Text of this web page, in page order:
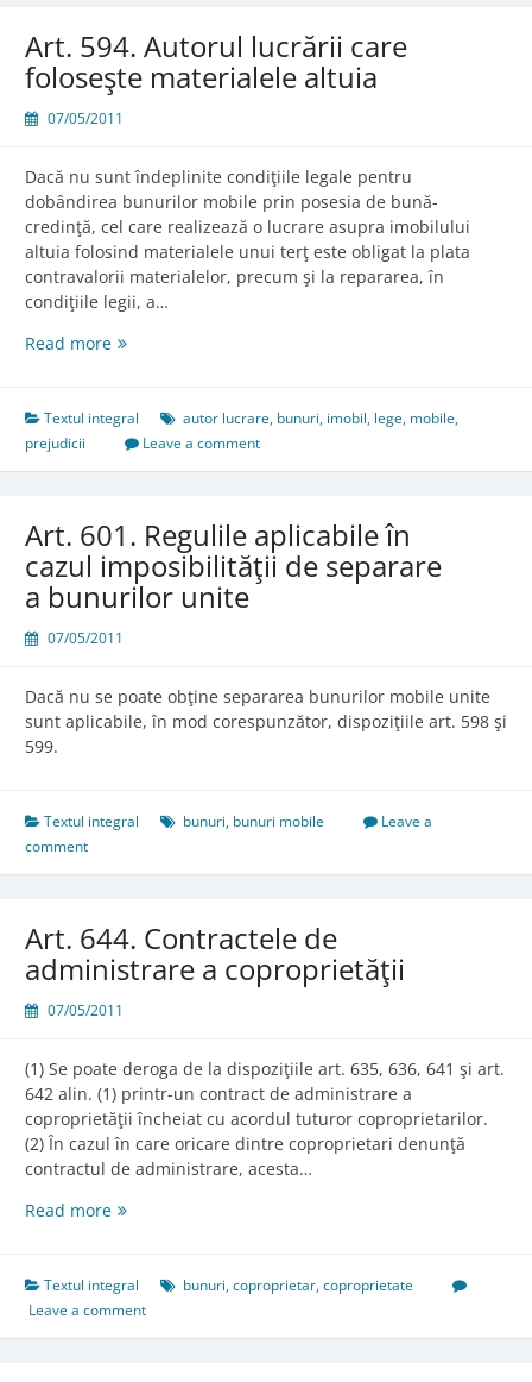
Art. 594. Autorul lucrării care
foloseşte materialele altuia
07/05/2011
Dacă nu sunt îndeplinite condiţiile legale pentru
dobândirea bunurilor mobile prin posesia de bună-
credinţă, cel care realizează o lucrare asupra imobilului
altuia folosind materialele unui terţ este obligat la plata
contravalorii materialelor, precum şi la repararea, în
condiţiile legii, a…
Read moreArt.
lucrării
care
foloseşte
Textul integral autor lucrare, bunuri, imobil, lege, mobile,
prejudicii
Leave a comment
Art. 601. Regulile aplicabile în
cazul imposibilităţii de separare
a bunurilor unite
07/05/2011
Dacă nu se poate obţine separarea bunurilor mobile unite
sunt aplicabile, în mod corespunzător, dispoziţiile art. 598 şi
599.
Textul integral bunuri, bunuri mobile
Leave a
comment
Art. 644. Contractele de
administrare a coproprietăţii
07/05/2011
(1) Se poate deroga de la dispoziţiile art. 635, 636, 641 şi art.
642 alin. (1) printr-un contract de administrare a
coproprietăţii încheiat cu acordul tuturor coproprietarilor.
(2) În cazul în care oricare dintre coproprietari denunţă
contractul de administrare, acesta…
Read moreArt.
de
administrare
a
Textul integral bunuri,coproprietar,coproprietate
Leave a comment